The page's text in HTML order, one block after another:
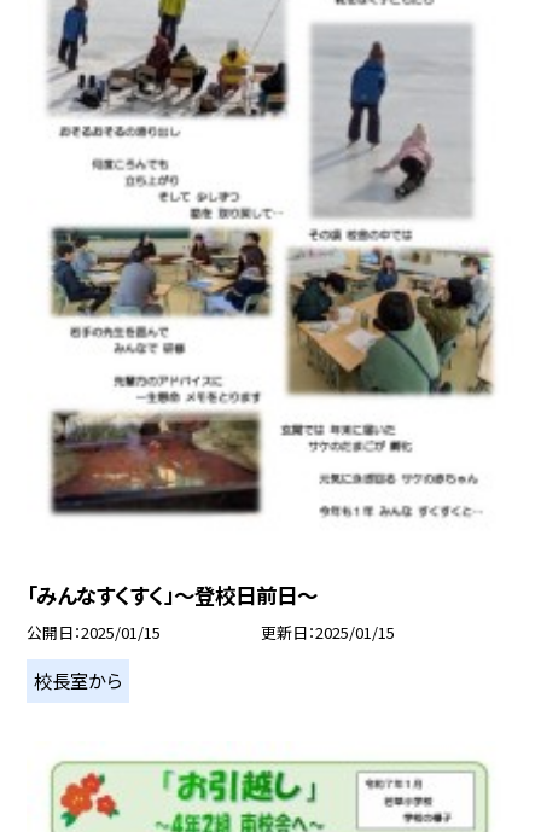
「みんなすくすく」～登校日前日～
公開日 2025/01/15 更新日 2025/01/15
校長室から